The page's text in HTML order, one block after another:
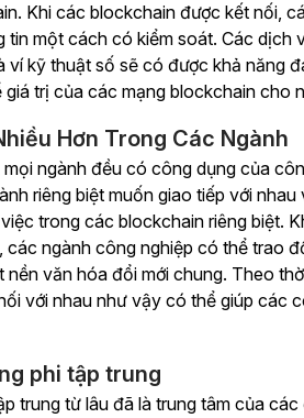
Khi các blockchain được kết nối,
tin một cách có kiểm soát. Các dịch
ví kỹ thuật số sẽ có được khả năng
giá trị của các mạng blockchain cho
Hơn Trong Các Ngành
ngành đều có công dụng của
riêng biệt muốn giao tiếp với
trong các blockchain riêng biệt.
các ngành công nghiệp có thể trao
nền văn hóa đổi mới chung. Theo
với nhau như vậy có thể giúp các
phi tập trung
trung từ lâu đã là trung tâm của